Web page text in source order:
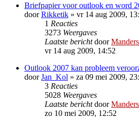
Briefpapier voor outlook en word
doorRikketik » vr 14 aug 2009,
1 Reacties
3273 Weergaves
Laatste berichtdoor
vr 14 aug 2009, 14:52
Outlook 2007 kan probleem
doorJan_Kol » za 09 mei 2009,
3 Reacties
5028 Weergaves
Laatste berichtdoor
zo 10 mei 2009, 12:52